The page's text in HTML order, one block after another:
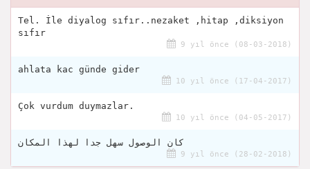
Tel. İle diyalog sıfır..nezaket ,hitap ,diksiyon
sıfır
9 yıl önce (08-03-2018)
ahlata kac günde gider
10 yıl önce (17-04-2017)
Çok vurdum duymazlar.
10 yıl önce (04-05-2017)
كان الوصول سهل جدا لهذا المكان
9 yıl önce (28-02-2018)